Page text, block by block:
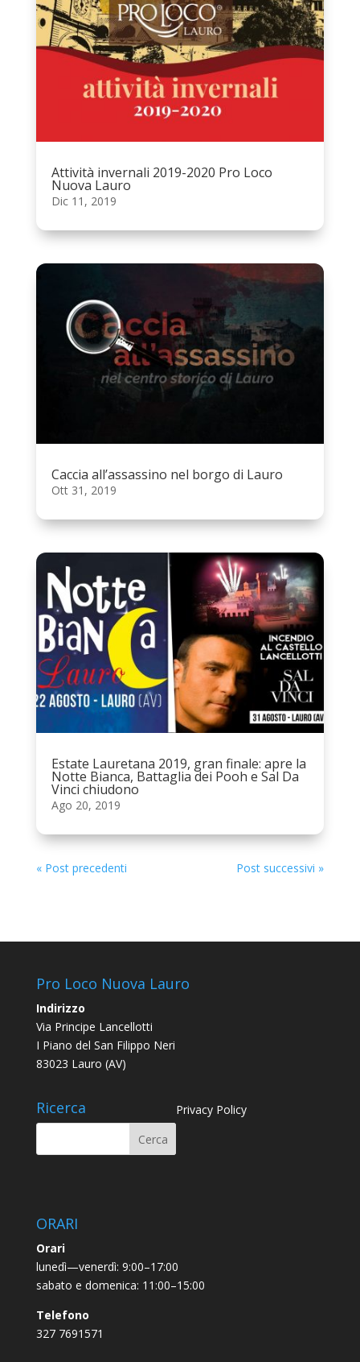
Attività invernali 2019-2020 Pro Loco
Nuova Lauro
Dic 11, 2019
Caccia all’assassino nel borgo di Lauro
Ott 31, 2019
Estate Lauretana 2019, gran finale: apre la
Notte Bianca, Battaglia dei Pooh e Sal Da
Vinci chiudono
Ago 20, 2019
« Post precedenti Post successivi »
Pro Loco Nuova Lauro
Indirizzo
Via Principe Lancellotti
I Piano del San Filippo Neri
83023 Lauro (AV)
Ricerca Privacy Policy
ORARI
Orari
lunedì—venerdì: 9:00–17:00
sabato e domenica: 11:00–15:00
Telefono
327 7691571